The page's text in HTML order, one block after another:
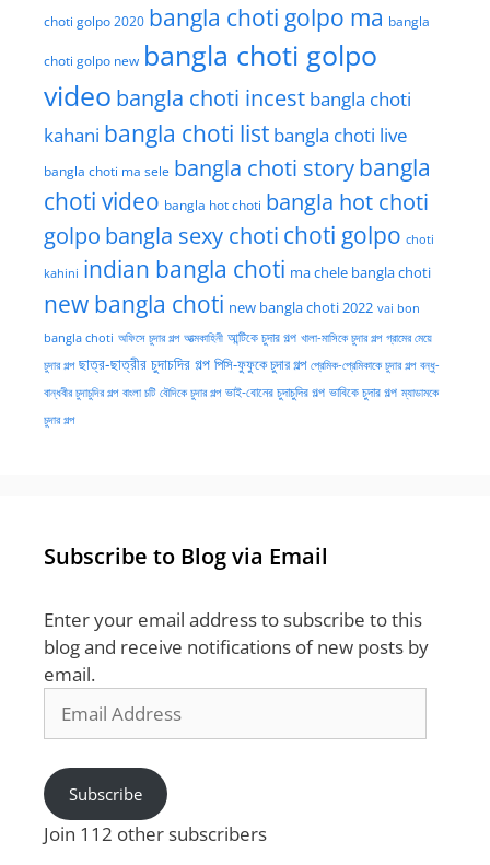
choti golpo 2020 bangla choti golpo ma bangla
choti golpo new bangla choti golpo
video bangla choti incest bangla choti
kahani bangla choti list bangla choti live
bangla choti ma sele bangla choti storybangla
choti video bangla hot choti bangla hot choti
golpo bangla sexy choti choti golpo choti
kahini indian bangla choti ma chele bangla choti
new bangla choti new bangla choti 2022 vai bon
bangla choti অফিসে চুদার গল্প আত্মকাহিনী আন্টিকে চুদার গল্প খালা-মাসিকে চুদার গল্প গ্রামের মেয়ে
চুদার গল্প ছাত্র-ছাত্রীর চুদাচদির গল্প পিসি-ফুফুকে চুদার গল্প প্রেমিক-প্রেমিকাকে চুদার গল্প বন্ধু-
বান্ধবীর চুদাচুদির গল্প বাংলা চটি বৌদিকে চুদার গল্প ভাই-বোনের চুদাচুদির গল্প ভাবিকে চুদার গল্প ম্যাডামকে
চুদার গল্প
Subscribe to Blog via Email
Enter your email address to subscribe to this
blog and receive notifications of new posts by
email.
Address
Subscribe
Join 112 other subscribers